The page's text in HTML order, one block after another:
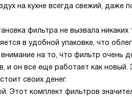
на кухне всегда свежий, даже
фильтра не вызвала
в удобной упаковке, что
на то, что фильтр очень
и он все еще работает как
своих денег.
Этот комплект фильтров